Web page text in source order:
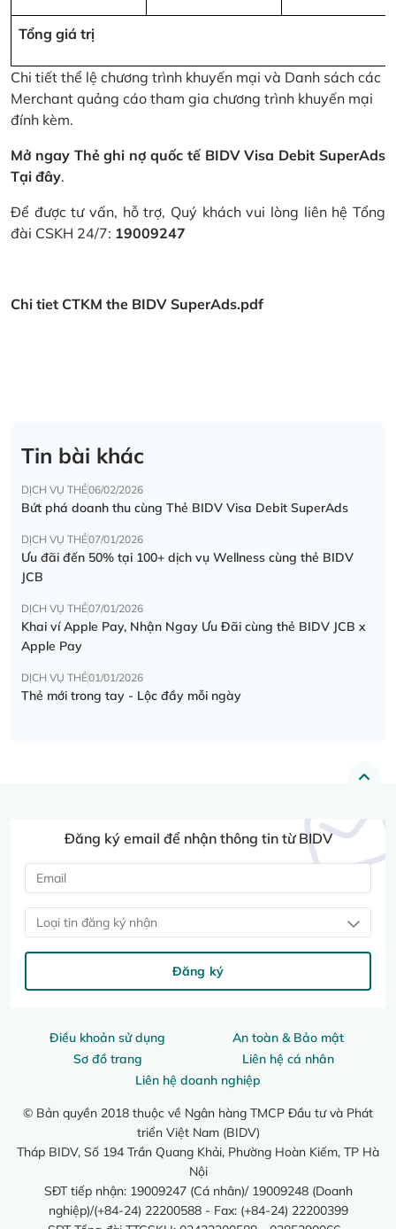
Tổng giá trị
Chi tiết thể lệ chương trình khuyến mại và Danh sách các
Merchant quảng cáo tham gia chương trình khuyến mại
đính kèm.
Mở ngay Thẻ ghi nợ quốc tế BIDV Visa Debit SuperAds
Tại đây.
Để được tư vấn, hỗ trợ, Quý khách vui lòng liên hệ Tổng
đài CSKH 24/7: 19009247
Chi tiet CTKM the BIDV SuperAds.pdf
Tin bài khác
DỊCH VỤ THẺ06/02/2026
Bứt phá doanh thu cùng Thẻ BIDV Visa Debit SuperAds
DỊCH VỤ THẺ07/01/2026
Ưu đãi đến 50% tại 100+ dịch vụ Wellness cùng thẻ BIDV
JCB
DỊCH VỤ THẺ07/01/2026
Khai ví Apple Pay, Nhận Ngay Ưu Đãi cùng thẻ BIDV JCB x
Apple Pay
DỊCH VỤ THẺ01/01/2026
Thẻ mới trong tay - Lộc đầy mỗi ngày
Điều khoản sử dụng
An toàn & Bảo mật
Sơ đồ trang
Liên hệ cá nhân
Liên hệ doanh nghiệp
© Bản quyền 2018 thuộc về Ngân hàng TMCP Đầu tư và Phát
triển Việt Nam (BIDV)
Tháp BIDV, Số 194 Trần Quang Khải, Phường Hoàn Kiếm, TP Hà
Nội
SĐT tiếp nhận: 19009247 (Cá nhân)/ 19009248 (Doanh
nghiệp)/(+84-24) 22200588 - Fax: (+84-24) 22200399
Đăng ký email để nhận thông tin từ BIDV
Loại tin đăng ký nhận
Đăng ký